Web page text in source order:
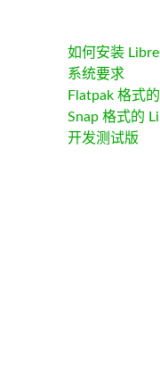
如何安装
系统要求
Flatpak 格式
Snap 格式的
开发测试版